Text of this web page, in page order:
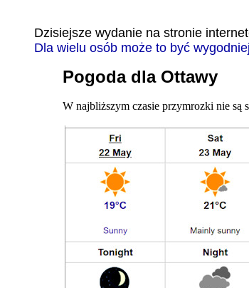
Dzisiejsze wydanie na stronie
Dla wielu osób może to być
Pogoda dla Ottawy
W najbliższym czasie przymrozki nie są